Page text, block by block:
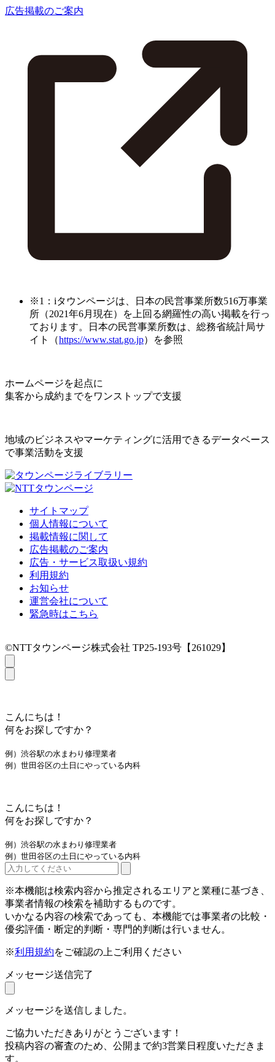
広告掲載のご案内
※1：iタウンページは、日本の民営事業所数516万事業
所（2021年6月現在）を上回る網羅性の高い掲載を行っ
ております。日本の民営事業所数は、総務省統計局サ
イト（https://www.stat.go.jp）を参照
ホームページを起点に
集客から成約までをワンストップで支援
地域のビジネスやマーケティングに活用できるデータベース
で事業活動を支援
サイトマップ
個人情報について
掲載情報に関して
広告掲載のご案内
広告・サービス取扱い規約
利用規約
お知らせ
運営会社について
緊急時はこちら
©NTTタウンページ株式会社 TP25-193号【261029】
こんにちは！
何をお探しですか？
例）渋谷駅の水まわり修理業者
例）世田谷区の土日にやっている内科
こんにちは！
何をお探しですか？
例）渋谷駅の水まわり修理業者
例）世田谷区の土日にやっている内科
※本機能は検索内容から推定されるエリアと業種に基づき、
事業者情報の検索を補助するものです。
いかなる内容の検索であっても、本機能では事業者の比較・
優劣評価・断定的判断・専門的判断は行いません。
※利用規約をご確認の上ご利用ください
メッセージ送信完了
メッセージを送信しました。
ご協力いただきありがとうございます！
投稿内容の審査のため、公開まで約3営業日程度いただきま
す。